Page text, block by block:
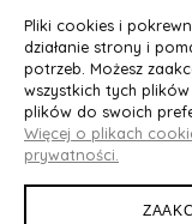
Deluxury.pl
Pliki cookies i
działanie strony i
potrzeb. Możesz
wszystkich tych
plików do swoich
Więcej o plikach
prywatności.